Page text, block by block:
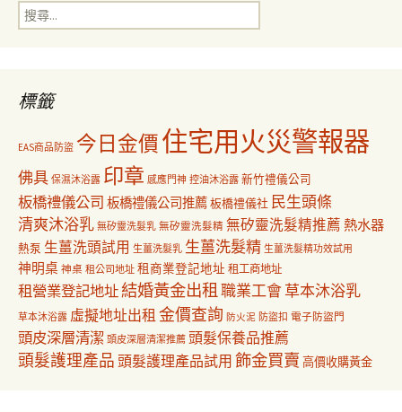
覽
搜
尋
標籤
EAS商品防盜 今日金價住宅用火災警報器
佛具 保濕沐浴露 印章 感應門神 控油沐浴露 新竹禮儀公司
板橋禮儀公司 板橋禮儀公司推薦板橋禮儀社 民生頭條
清爽沐浴乳 無矽靈洗髮乳 無矽靈洗髮精 無矽靈洗髮精推薦 熱水器
熱泵 生薑洗頭試用 生薑洗髮乳 生薑洗髮精 生薑洗髮精功效試用
神明桌 神桌 租公司地址 租商業登記地址 租工商地址
租營業登記地址結婚黃金出租職業工會草本沐浴乳
草本沐浴露 虛擬地址出租 金價查詢 防火泥 防盜扣 電子防盜門
頭皮深層清潔 頭皮深層清潔推薦 頭髮保養品推薦
頭髮護理產品 頭髮護理產品試用 飾金買賣 高價收購黃金